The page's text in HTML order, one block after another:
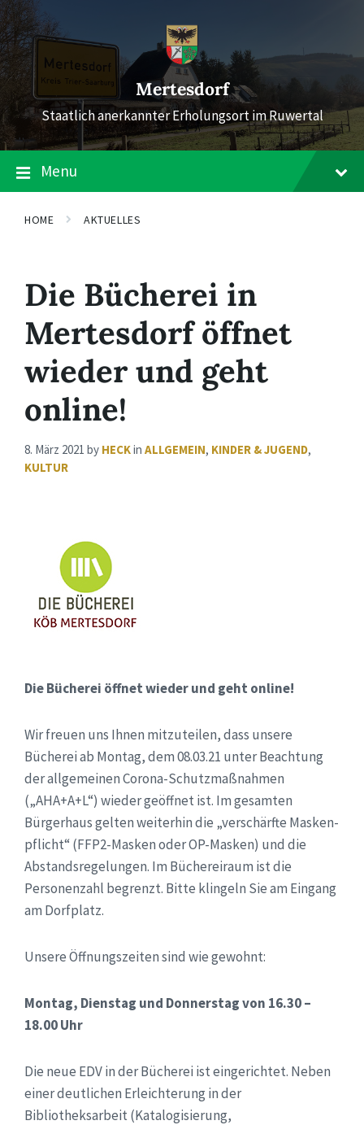
Skip
to
content
Skip
to
main
navigation
Skip
to
footer
Mertesdorf
Staatlich anerkannter Erholungsort im Ruwertal
Menu
HOME AKTUELLES
Die Bücherei in
Mertesdorf öffnet
wieder und geht
online!
8. März 2021 by HECKin ALLGEMEIN, KINDER & JUGEND,
KULTUR
Die Bücherei öffnet wiederund geht online!
Wir freuen uns Ihnen mitzuteilen, dass unsere
Bücherei ab Montag, dem 08.03.21 unter Beachtung
der allgemeinen Corona-Schutzmaßnahmen
(„AHA+A+L“) wieder geöffnet ist. Im gesamten
Bürgerhaus gelten weiterhin die „verschärfte Masken-
pflicht“ (FFP2-Masken oder OP-Masken) und die
Abstandsregelungen. Im Büchereiraum ist die
Personenzahl begrenzt. Bitte klingeln Sie am Eingang
am Dorfplatz.
Unsere Öffnungszeiten sind wie gewohnt:
Montag, Dienstag und Donnerstag von 16.30 –
18.00 Uhr
Die neue EDV in der Bücherei ist eingerichtet. Neben
einer deutlichen Erleichterung in der
Bibliotheksarbeit (Katalogisierung,